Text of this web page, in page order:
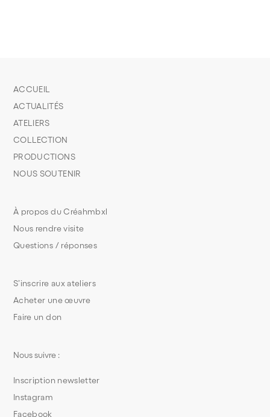
S’inscrire aux ateliers
Acheter une œuvre
Faire un don
À propos du Créahmbxl
Nous rendre visite
Questions / réponses
ACCUEIL
ACTUALITÉS
ATELIERS
COLLECTION
PRODUCTIONS
NOUS SOUTENIR
Nous suivre :
Inscription newsletter
Instagram
Facebook